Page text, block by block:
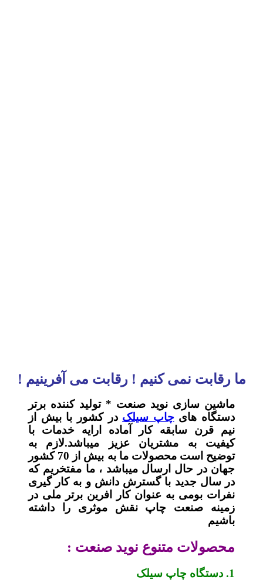
ما رقابت نمی کنیم ! رقابت می آفرینیم !
ماشین سازی نوید صنعت * تولید کننده برتر
دستگاه هایچاپ سیلک در کشور با بیش از
نیم قرن سابقه کار آماده ارایه خدمات با
کیفیت به مشتریان عزیز میباشد.لازم به
توضیح است محصولات ما به بیش از 70 کشور
جهان در حال ارسال میباشد ، ما مفتخریم که
در سال جدید با گسترش دانش و به کار گیری
نفرات بومی به عنوان کار افرین برتر ملی در
زمینه صنعت چاپ نقش موثری را داشته
باشیم
محصولات متنوع نوید صنعت :
1. دستگاه چاپ سیلک